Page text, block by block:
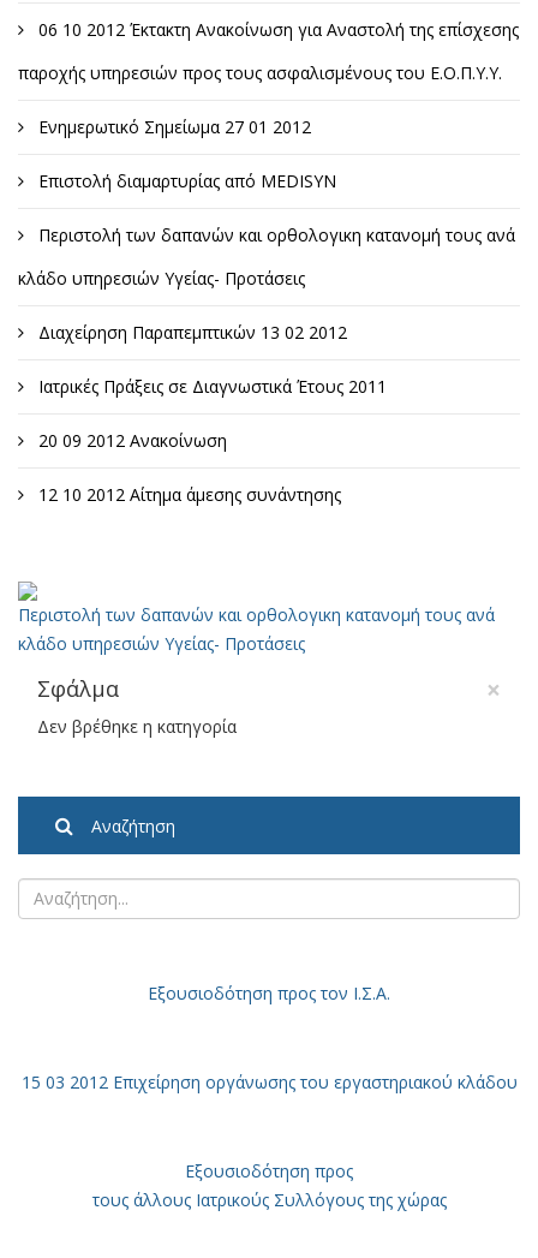
06 10 2012 Έκτακτη Ανακοίνωση για Αναστολή της επίσχεσης
παροχής υπηρεσιών προς τους ασφαλισμένους του Ε.Ο.Π.Υ.Υ.
Ενημερωτικό Σημείωμα 27 01 2012
Επιστολή διαμαρτυρίας από MEDISYN
Περιστολή των δαπανών και ορθολογικη κατανομή τους ανά
κλάδο υπηρεσιών Υγείας- Προτάσεις
Διαχείρηση Παραπεμπτικών 13 02 2012
Ιατρικές Πράξεις σε Διαγνωστικά Έτους 2011
20 09 2012 Ανακοίνωση
12 10 2012 Αίτημα άμεσης συνάντησης
Περιστολή των δαπανών και ορθολογικη κατανομή τους ανά
κλάδο υπηρεσιών Υγείας- Προτάσεις
×
Σφάλμα
Δεν βρέθηκε η κατηγορία
Αναζήτηση
Εξουσιοδότηση προς τον Ι.Σ.Α.
15 03 2012 Επιχείρηση οργάνωσης του εργαστηριακού κλάδου
Εξουσιοδότηση προς
τους άλλους Ιατρικούς Συλλόγους της χώρας